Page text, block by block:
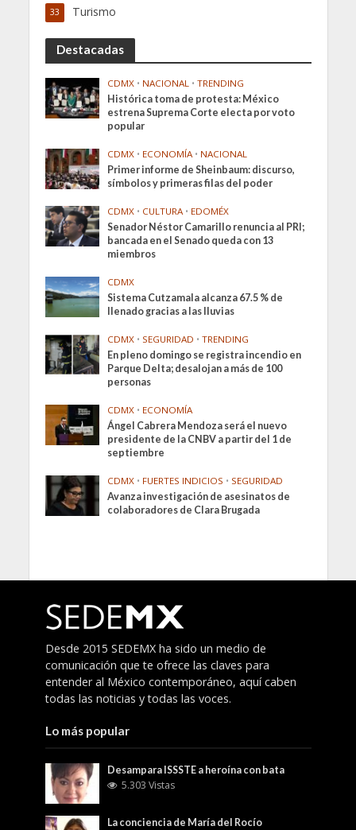
Turismo
33
Destacadas
CDMX • NACIONAL • TRENDING
Histórica toma de protesta: México
estrena Suprema Corte electa por voto
popular
CDMX • ECONOMÍA • NACIONAL
Primer informe de Sheinbaum: discurso,
símbolos y primeras filas del poder
CDMX • CULTURA • EDOMÉX
Senador Néstor Camarillo renuncia al PRI;
bancada en el Senado queda con 13
miembros
CDMX
Sistema Cutzamala alcanza 67.5 % de
llenado gracias a las lluvias
CDMX • SEGURIDAD • TRENDING
En pleno domingo se registra incendio en
Parque Delta; desalojan a más de 100
personas
CDMX • ECONOMÍA
Ángel Cabrera Mendoza será el nuevo
presidente de la CNBV a partir del 1 de
septiembre
CDMX • FUERTES INDICIOS • SEGURIDAD
Avanza investigación de asesinatos de
colaboradores de Clara Brugada
Desde 2015 SEDEMX ha sido un medio de
comunicación que te ofrece las claves para
entender al México contemporáneo, aquí caben
todas las noticias y todas las voces.
Lo más popular
Desampara ISSSTE a heroína con bata
5.303 Vistas
La conciencia de María del Rocío